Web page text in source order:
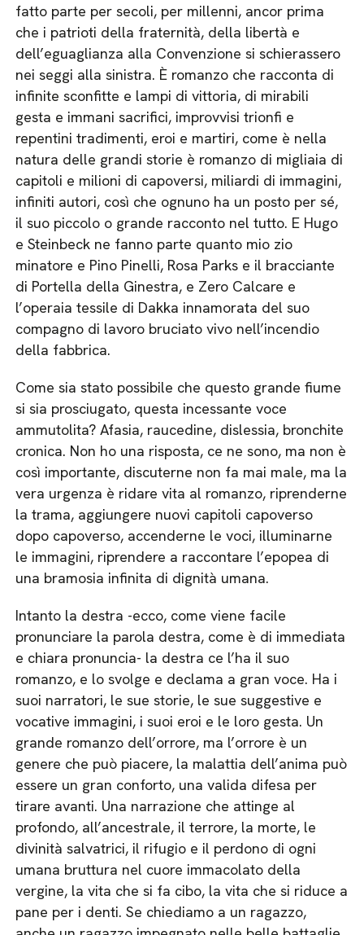
fatto parte per secoli, per millenni, ancor prima
che i patrioti della fraternità, della libertà e
dell’eguaglianza alla Convenzione si schierassero
nei seggi alla sinistra. È romanzo che racconta di
infinite sconfitte e lampi di vittoria, di mirabili
gesta e immani sacrifici, improvvisi trionfi e
repentini tradimenti, eroi e martiri, come è nella
natura delle grandi storie è romanzo di migliaia di
capitoli e milioni di capoversi, miliardi di immagini,
infiniti autori, così che ognuno ha un posto per sé,
il suo piccolo o grande racconto nel tutto. E Hugo
e Steinbeck ne fanno parte quanto mio zio
minatore e Pino Pinelli, Rosa Parks e il bracciante
di Portella della Ginestra, e Zero Calcare e
l’operaia tessile di Dakka innamorata del suo
compagno di lavoro bruciato vivo nell’incendio
della fabbrica.
Come sia stato possibile che questo grande fiume
si sia prosciugato, questa incessante voce
ammutolita? Afasia, raucedine, dislessia, bronchite
cronica. Non ho una risposta, ce ne sono, ma non è
così importante, discuterne non fa mai male, ma la
vera urgenza è ridare vita al romanzo, riprenderne
la trama, aggiungere nuovi capitoli capoverso
dopo capoverso, accenderne le voci, illuminarne
le immagini, riprendere a raccontare l’epopea di
una bramosia infinita di dignità umana.
Intanto la destra -ecco, come viene facile
pronunciare la parola destra, come è di immediata
e chiara pronuncia- la destra ce l’ha il suo
romanzo, e lo svolge e declama a gran voce. Ha i
suoi narratori, le sue storie, le sue suggestive e
vocative immagini, i suoi eroi e le loro gesta. Un
grande romanzo dell’orrore, ma l’orrore è un
genere che può piacere, la malattia dell’anima può
essere un gran conforto, una valida difesa per
tirare avanti. Una narrazione che attinge al
profondo, all’ancestrale, il terrore, la morte, le
divinità salvatrici, il rifugio e il perdono di ogni
umana bruttura nel cuore immacolato della
vergine, la vita che si fa cibo, la vita che si riduce a
pane per i denti. Se chiediamo a un ragazzo,